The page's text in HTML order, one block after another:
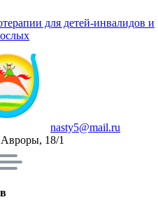
для детей-инвалидов и
nasty5@mail.ru
18/1